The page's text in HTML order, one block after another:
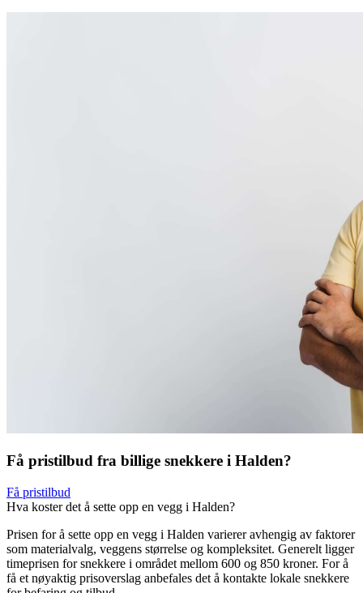
Få pristilbud fra billige snekkere i Halden?
Få pristilbud
Hva koster det å sette opp en vegg i Halden?
Prisen for å sette opp en vegg i Halden varierer avhengig av faktorer
som materialvalg, veggens størrelse og kompleksitet. Generelt ligger
timeprisen for snekkere i området mellom 600 og 850 kroner. For å
få et nøyaktig prisoverslag anbefales det å kontakte lokale snekkere